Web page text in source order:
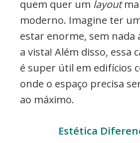
quem quer um layout
moderno. Imagine ter
estar enorme, sem nada
a vista! Além disso, essa
é super útil em edifícios
onde o espaço precisa
ao máximo.
Estética